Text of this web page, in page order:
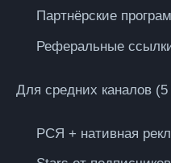
Партнёрские
Реферальные
Для средних каналов
РСЯ + нативная